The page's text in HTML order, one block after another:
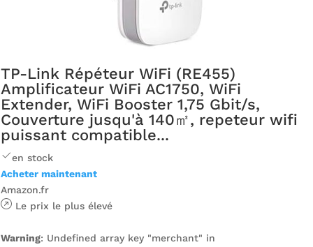
TP-Link Répéteur WiFi (RE455)
Amplificateur WiFi AC1750, WiFi
Extender, WiFi Booster 1,75 Gbit/s,
Couverture jusqu'à 140㎡, repeteur wifi
puissant compatible...
en stock
Acheter maintenant
Amazon.fr
Le prix le plus élevé
Warning: Undefined array key "merchant" in